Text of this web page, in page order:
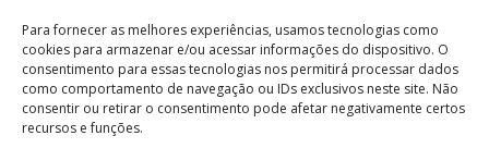
Para fornecer as melhores experiências, usamos tecnologias como
cookies para armazenar e/ou acessar informações do dispositivo. O
consentimento para essas tecnologias nos permitirá processar dados
como comportamento de navegação ou IDs exclusivos neste site. Não
consentir ou retirar o consentimento pode afetar negativamente certos
recursos e funções.
secretaria@auxiliadoracampinas.org.br
Telefone: 19-
3241-9713
Whatsapp: 19-
99132-4922